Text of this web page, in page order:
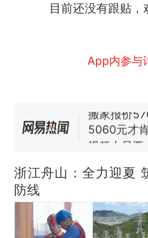
目前还没有跟贴，
App内参与
新 全球唯
家，刚改
了……
视频丨只要
母瘫痪 轰-
电力部门回
佛山一中学
试前13名
已叫停招
核查
热 十多万
全部作废
浙江舟山：全力迎夏
防线